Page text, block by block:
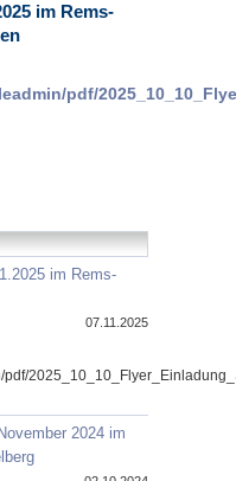
im Rems-
pdf/
im Rems-
07.11.2025
2024 im